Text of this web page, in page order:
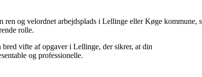
ren og velordnet arbejdsplads i Lellinge eller Køge kommune,
rolle.
bred vifte af opgaver i Lellinge, der sikrer, at din
og professionelle.